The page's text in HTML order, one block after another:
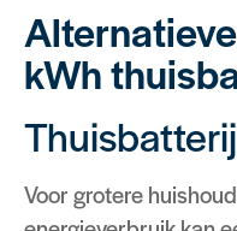
kWh
Voor grotere